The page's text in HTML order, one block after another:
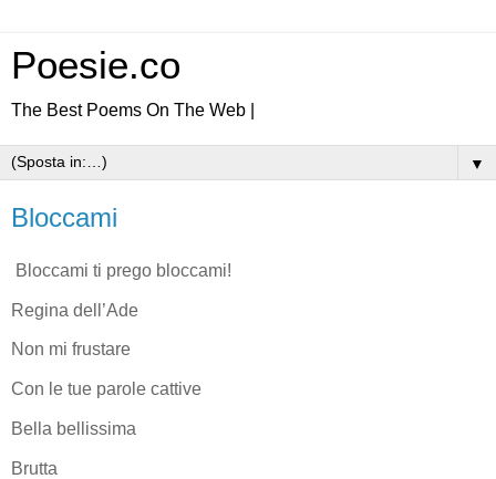
Poesie.co
The Best Poems On The Web |
▼
Bloccami
Bloccami ti prego bloccami!
Regina dell’Ade
Non mi frustare
Con le tue parole cattive
Bella bellissima
Brutta